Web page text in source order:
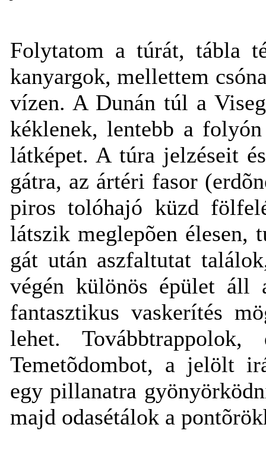
Folytatom a túrát, tábla
kanyargok, mellettem
vízen. A Dunán túl a
kéklenek, lentebb a
látképet. A túra jelzéseit
gátra, az ártéri fasor
piros tolóhajó küzd
látszik meglepõen élesen,
gát után aszfaltutat
végén különös épület áll
fantasztikus vaskerítés
lehet.
Temetõdombot, a jelölt
egy pillanatra
majd odasétálok a